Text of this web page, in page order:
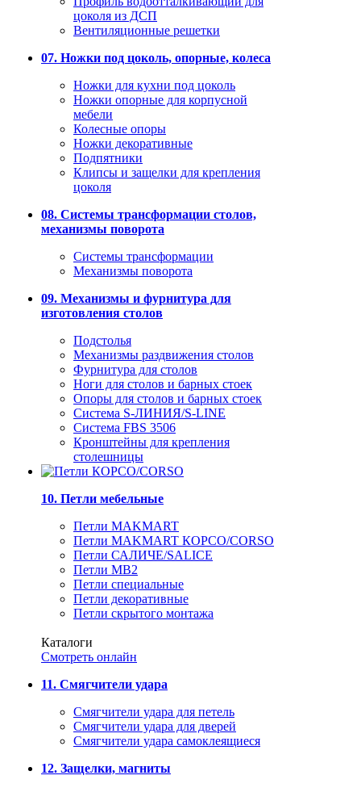
цоколя из ДСП
Вентиляционные решетки
07. Ножки под цоколь, опорные, колеса
Ножки для кухни под цоколь
Ножки опорные для корпусной
мебели
Колесные опоры
Ножки декоративные
Подпятники
Клипсы и защелки для крепления
цоколя
08. Системы трансформации столов,
механизмы поворота
Системы трансформации
Механизмы поворота
09. Механизмы и фурнитура для
изготовления столов
Подстолья
Механизмы раздвижения столов
Фурнитура для столов
Ноги для столов и барных стоек
Опоры для столов и барных стоек
Система S-ЛИНИЯ/S-LINE
Система FBS 3506
Кронштейны для крепления
столешницы
10. Петли мебельные
Петли MAKMART
Петли MAKMART КОРСО/CORSO
Петли САЛИЧЕ/SALICE
Петли MB2
Петли специальные
Петли декоративные
Петли скрытого монтажа
Каталоги
Смотреть онлайн
11. Смягчители удара
Смягчители удара для петель
Смягчители удара для дверей
Cмягчители удара самоклеящиеся
12. Защелки, магниты